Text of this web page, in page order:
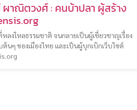
ณิตวงศ์ : คนบ้าปลา ผู้สร้าง
ลงใหลธรรมชาติ จนกลายเป็นผู้เชี่ยวชาญเรื่อง
นๆ ของเมืองไทย และเป็นผู้บุกเบิกเว็บไซต์